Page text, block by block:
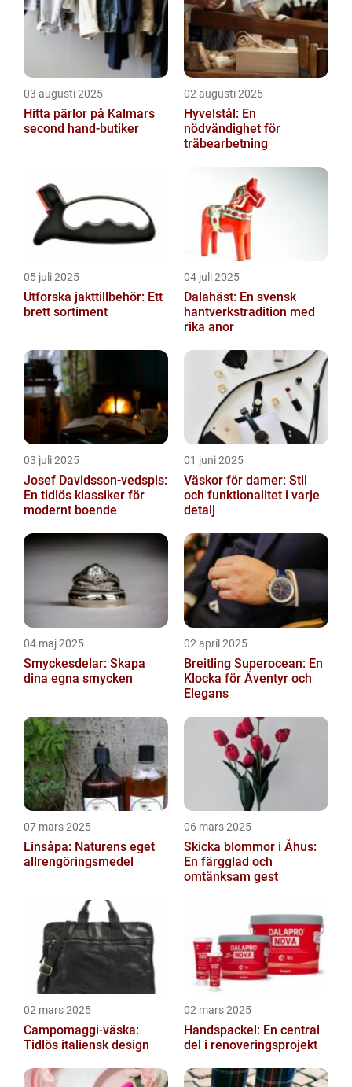
03 augusti 2025
Hitta pärlor på Kalmars
second hand-butiker
02 augusti 2025
Hyvelstål: En
nödvändighet för
träbearbetning
05 juli 2025
Utforska jakttillbehör: Ett
brett sortiment
04 juli 2025
Dalahäst: En svensk
hantverkstradition med
rika anor
03 juli 2025
Josef Davidsson-vedspis:
En tidlös klassiker för
modernt boende
01 juni 2025
Väskor för damer: Stil
och funktionalitet i varje
detalj
04 maj 2025
Smyckesdelar: Skapa
dina egna smycken
02 april 2025
Breitling Superocean: En
Klocka för Äventyr och
Elegans
07 mars 2025
Linsåpa: Naturens eget
allrengöringsmedel
06 mars 2025
Skicka blommor i Åhus:
En färgglad och
omtänksam gest
02 mars 2025
Campomaggi-väska:
Tidlös italiensk design
02 mars 2025
Handspackel: En central
del i renoveringsprojekt